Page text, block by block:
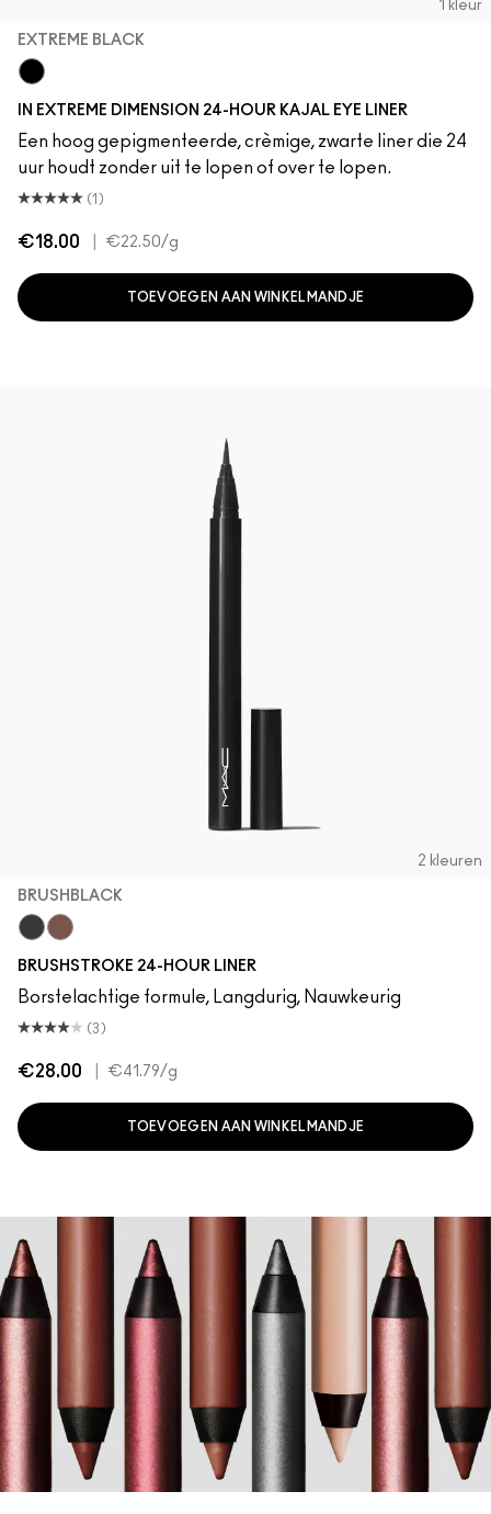
1 kleur
EXTREME BLACK
IN EXTREME DIMENSION 24-HOUR KAJAL EYE LINER
Een hoog gepigmenteerde, crèmige, zwarte liner die 24
uur houdt zonder uit te lopen of over te lopen.
(1)
€18.00 €22.50/g
TOEVOEGEN AAN WINKELMANDJE
2 kleuren
BRUSHBLACK
BRUSHSTROKE 24-HOUR LINER
Borstelachtige formule, Langdurig, Nauwkeurig
(3)
€28.00 €41.79/g
TOEVOEGEN AAN WINKELMANDJE